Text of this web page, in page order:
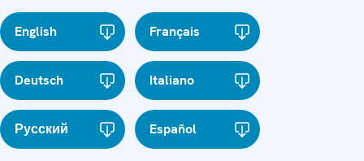
English Français
Deutsch Italiano
Русский Español